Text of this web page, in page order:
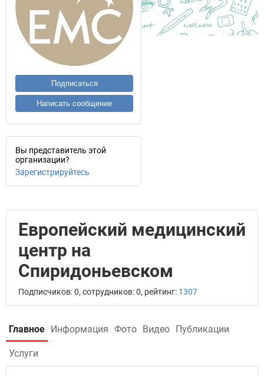
Подписаться
Написать сообщение
Вы представитель этой
организации?
Зарегистрируйтесь
Европейский медицинский
центр на
Спиридоньевском
Подписчиков: 0, сотрудников: 0, рейтинг: 1307
Главное Информация Фото Видео Публикации
Услуги